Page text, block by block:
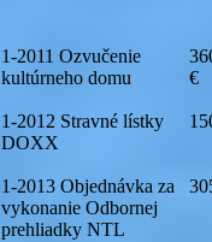
1-2011 Ozvučenie
kultúrneho domu
€
1-2012 Stravné lístky
DOXX
1-2013 Objednávka za
vykonanie Odbornej
prehliadky NTL